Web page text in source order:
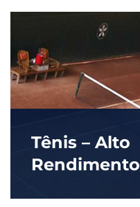
Tênis – Alto
Rendimento